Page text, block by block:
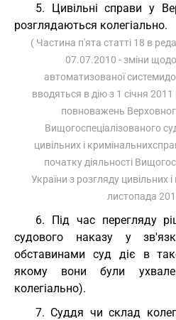
5. Цивільні справи у
розглядаються колегіально.
( Частина п'ята статті 18 в
07.07.2010 - зміни
автоматизованої
вводяться в дію з 1 січня
повноважень
Вищогоспеціалізованого
цивільних і
початку діяльності
України з розгляду цивільних
листопада
6. Під час перегляду
судового наказу у
обставинами суд діє в
якому вони були
колегіально).
7. Суддя чи склад